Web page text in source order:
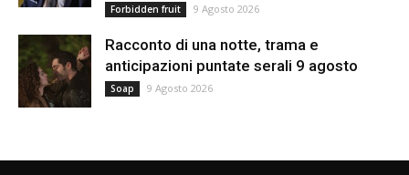
Forbidden fruit 9 Agosto 2026
Racconto di una notte, trama e
anticipazioni puntate serali 9 agosto
Soap 9 Agosto 2026